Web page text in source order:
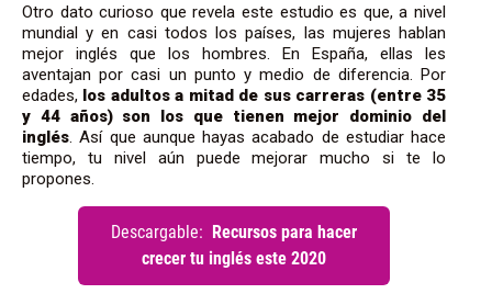
Otro dato curioso que revela este estudio es que, a nivel
mundial y en casi todos los países, las mujeres hablan
mejor inglés que los hombres. En España, ellas les
aventajan por casi un punto y medio de diferencia. Por
edades, los adultos a mitad de sus carreras (entre 35
y 44 años) son los que tienen mejor dominio del
inglés . Así que aunque hayas acabado de estudiar hace
tiempo, tu nivel aún puede mejorar mucho si te lo
propones.